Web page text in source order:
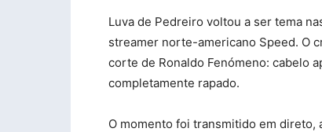
Luva de Pedreiro voltou a ser tema
streamer norte-americano Speed. O
corte de Ronaldo Fenómeno: cabelo
completamente rapado.
O momento foi transmitido em direto,